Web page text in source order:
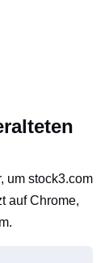
um stock3.com
auf Chrome,